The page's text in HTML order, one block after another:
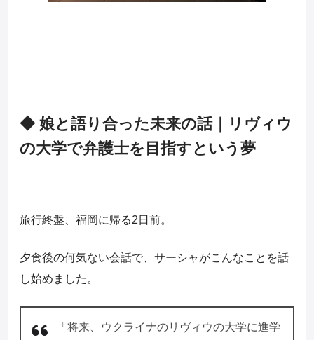
◆ 娘と語り合った未来の話｜リヴィウ
の大学で弁護士を目指すという夢
旅行終盤、福岡に帰る2日前。
夕食後の何気ない会話で、サーシャがこんなことを話
し始めました。
「将来、ウクライナのリヴィウの大学に進学